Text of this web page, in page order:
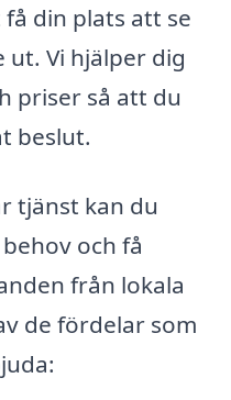
din plats att se
Vi hjälper dig
priser så att du
beslut.
tjänst kan du
och få
från lokala
de fördelar som